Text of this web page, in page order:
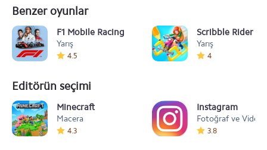
Benzer oyunlar
F1 Mobile Racing
Yarış
4.5
Scribble Rider
Yarış
4
Editörün seçimi
Minecraft
Macera
4.3
Instagram
Fotoğraf ve Video
3.8